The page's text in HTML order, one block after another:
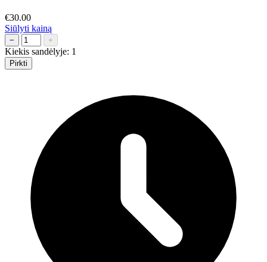
€30.00
Siūlyti kainą
− +
Kiekis sandėlyje: 1
Pirkti